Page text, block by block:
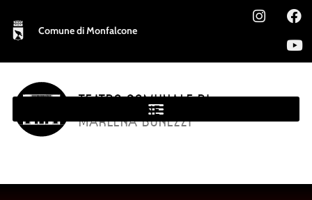
Comune di Monfalcone
TEATRO COMUNALE DI
MONFALCONE
MARLENA BONEZZI